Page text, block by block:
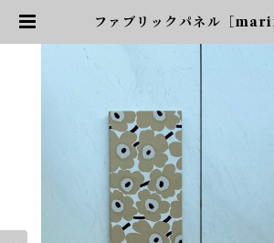
ファブリックパネル［
LLING STYLE（チリング
ル）和と北欧アイテムショ